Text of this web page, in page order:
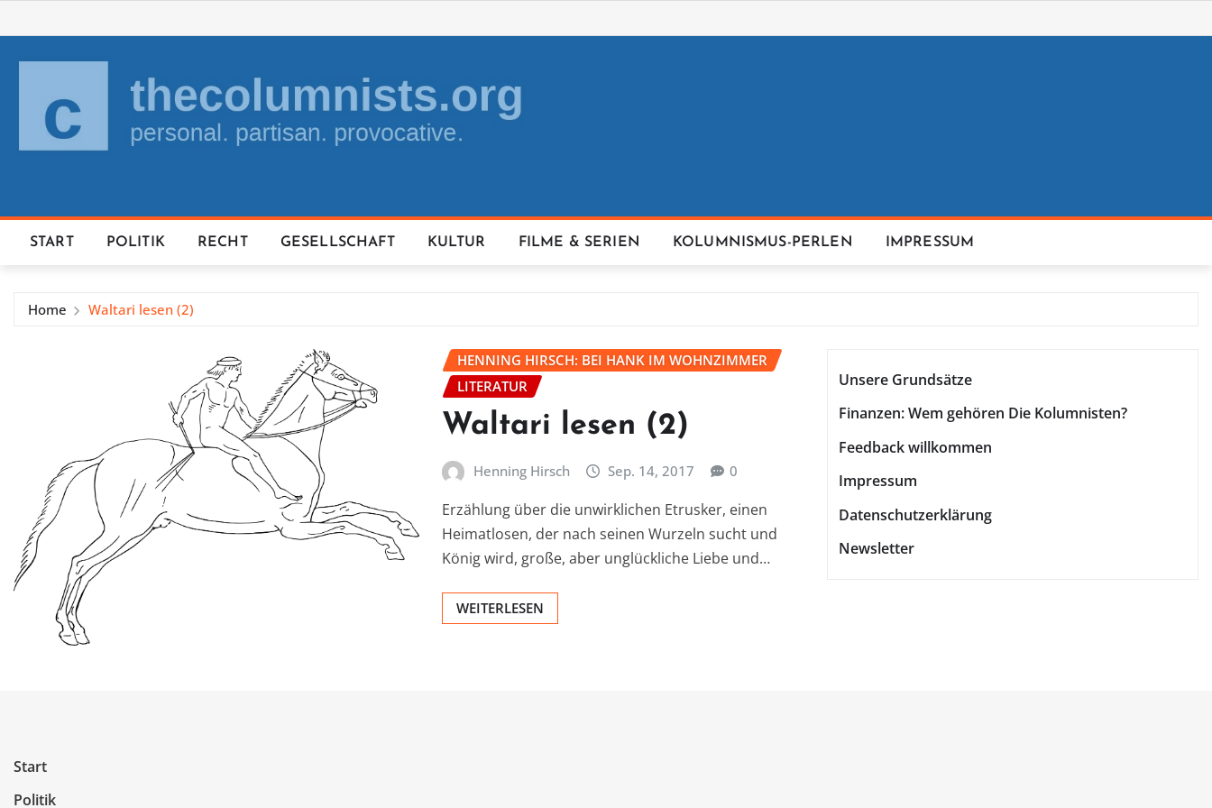
to
content
START POLITIK RECHT GESELLSCHAFT KULTUR FILME & SERIEN KOLUMNISMUS-PERLEN IMPRESSUM
Home Waltari lesen (2)
HENNING HIRSCH: BEI HANK IM WOHNZIMMER
LITERATUR
Waltari lesen (2)
Henning Hirsch Sep. 14, 2017 0
Erzählung über die unwirklichen Etrusker, einen
Heimatlosen, der nach seinen Wurzeln sucht und
König wird, große, aber unglückliche Liebe und…
WEITERLESEN
Unsere Grundsätze
Finanzen: Wem gehören Die Kolumnisten?
Feedback willkommen
Impressum
Datenschutzerklärung
Newsletter
Start
Politik